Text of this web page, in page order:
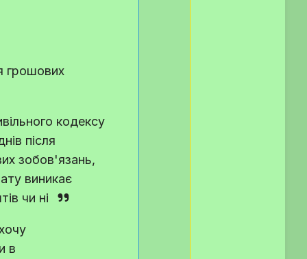
грошових
кодексу
після
зобов'язань,
виникає
чи ні
в